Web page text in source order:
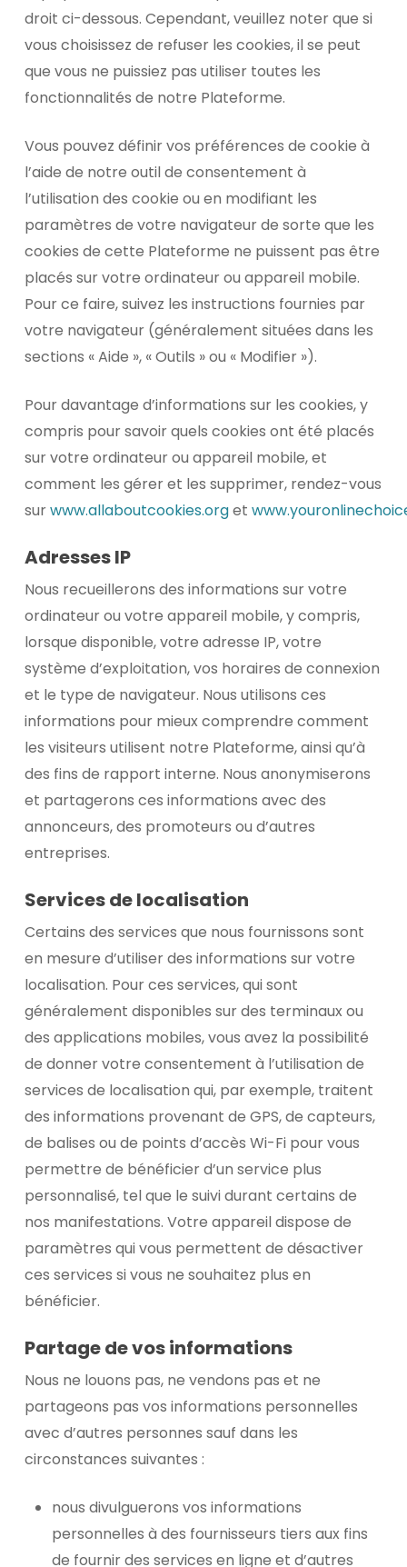
droit ci-dessous. Cependant, veuillez noter que si
vous choisissez de refuser les cookies, il se peut
que vous ne puissiez pas utiliser toutes les
fonctionnalités de notre Plateforme.
Vous pouvez définir vos préférences de cookie à
l’aide de notre outil de consentement à
l’utilisation des cookie ou en modifiant les
paramètres de votre navigateur de sorte que les
cookies de cette Plateforme ne puissent pas être
placés sur votre ordinateur ou appareil mobile.
Pour ce faire, suivez les instructions fournies par
votre navigateur (généralement situées dans les
sections « Aide », « Outils » ou « Modifier »).
Pour davantage d’informations sur les cookies, y
compris pour savoir quels cookies ont été placés
sur votre ordinateur ou appareil mobile, et
comment les gérer et les supprimer, rendez-vous
surwww.allaboutcookies.orget
Adresses IP
Nous recueillerons des informations sur votre
ordinateur ou votre appareil mobile, y compris,
lorsque disponible, votre adresse IP, votre
système d’exploitation, vos horaires de connexion
et le type de navigateur. Nous utilisons ces
informations pour mieux comprendre comment
les visiteurs utilisent notre Plateforme, ainsi qu’à
des fins de rapport interne. Nous anonymiserons
et partagerons ces informations avec des
annonceurs, des promoteurs ou d’autres
entreprises.
Services de localisation
Certains des services que nous fournissons sont
en mesure d’utiliser des informations sur votre
localisation. Pour ces services, qui sont
généralement disponibles sur des terminaux ou
des applications mobiles, vous avez la possibilité
de donner votre consentement à l’utilisation de
services de localisation qui, par exemple, traitent
des informations provenant de GPS, de capteurs,
de balises ou de points d’accès Wi-Fi pour vous
permettre de bénéficier d’un service plus
personnalisé, tel que le suivi durant certains de
nos manifestations. Votre appareil dispose de
paramètres qui vous permettent de désactiver
ces services si vous ne souhaitez plus en
bénéficier.
Partage de vos informations
Nous ne louons pas, ne vendons pas et ne
partageons pas vos informations personnelles
avec d’autres personnes sauf dans les
circonstances suivantes :
nous divulguerons vos informations
personnelles à des fournisseurs tiers aux fins
de fournir des services en ligne et d’autres